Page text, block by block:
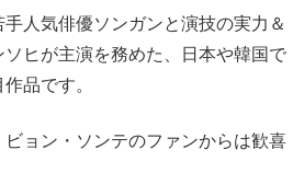
手人気俳優ソンガンと演技の実力＆
ヒが主演を務めた、日本や韓国で
品です。
ョン・ソンテのファンからは歓喜